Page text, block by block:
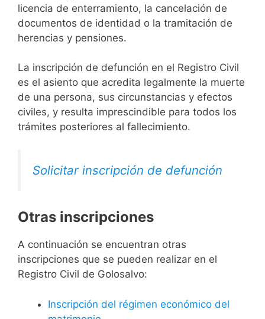
licencia de enterramiento, la cancelación de
documentos de identidad o la tramitación de
herencias y pensiones.
La inscripción de defunción en el Registro Civil
es el asiento que acredita legalmente la muerte
de una persona, sus circunstancias y efectos
civiles, y resulta imprescindible para todos los
trámites posteriores al fallecimiento.
Solicitar inscripción de defunción
Otras inscripciones
A continuación se encuentran otras
inscripciones que se pueden realizar en el
Registro Civil de Golosalvo:
Inscripción del régimen económico del